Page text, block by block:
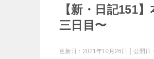
【新・日記151
三日目〜
更新日： 2021年10月26日 公開日：